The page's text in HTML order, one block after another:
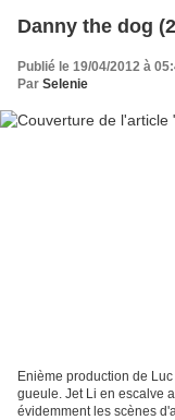
Danny the dog
Publié le 19/04/2012 à
Par Selenie
Enième production de
gueule. Jet Li en escalve
évidemment les scènes